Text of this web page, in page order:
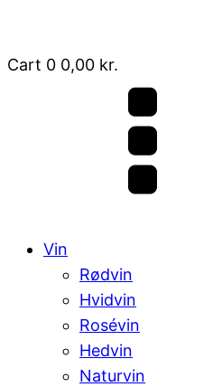
Cart 0 0,00 kr.
Vin
Rødvin
Hvidvin
Rosévin
Hedvin
Naturvin